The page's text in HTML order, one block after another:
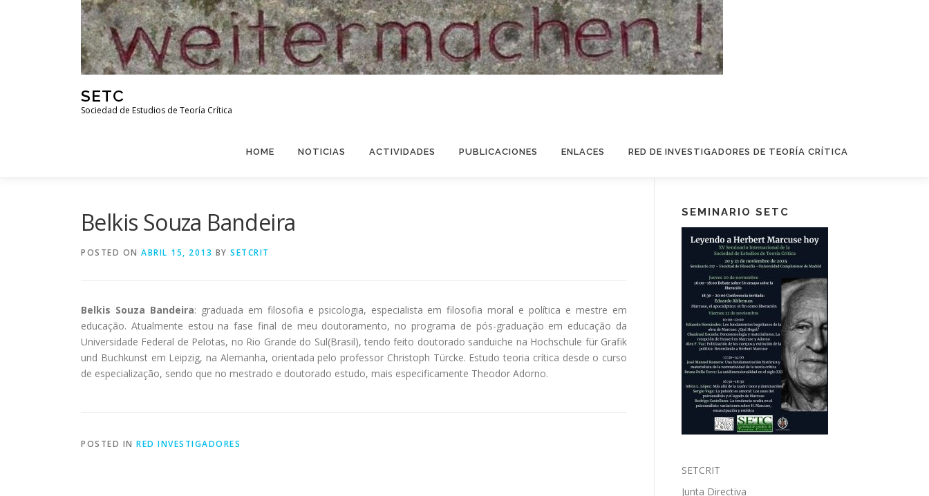
SETC
Sociedad de Estudios de Teoría Crítica
HOME NOTICIAS ACTIVIDADES PUBLICACIONES ENLACES RED DE INVESTIGADORES DE TEORÍA CRÍTICA
Belkis Souza Bandeira
POSTED ON ABRIL 15, 2013 BY SETCRIT
Belkis Souza Bandeira: graduada em filosofia e psicologia, especialista em filosofia moral e política e mestre em
educação. Atualmente estou na fase final de meu doutoramento, no programa de pós-graduação em educação da
Universidade Federal de Pelotas, no Rio Grande do Sul(Brasil), tendo feito doutorado sanduiche na Hochschule für Grafik
und Buchkunst em Leipzig, na Alemanha, orientada pelo professor Christoph Türcke. Estudo teoria crítica desde o curso
de especialização, sendo que no mestrado e doutorado estudo, mais especificamente Theodor Adorno.
POSTED IN RED INVESTIGADORES
SEMINARIO SETC
SETCRIT
Junta Directiva